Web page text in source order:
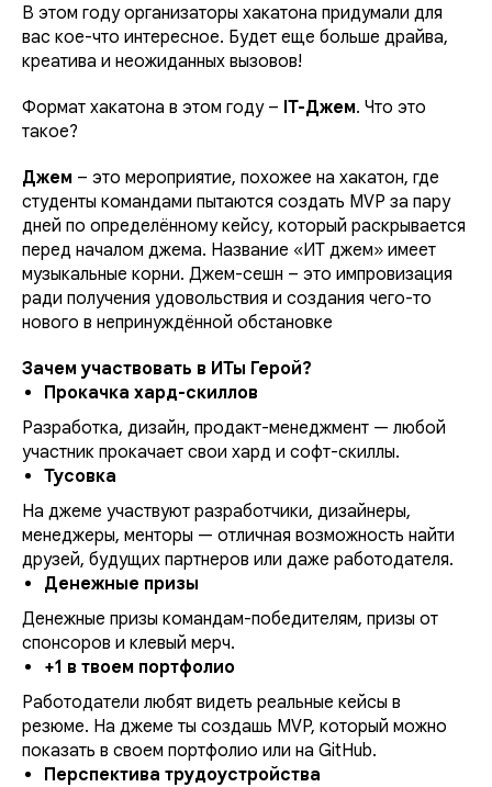
В этом году организаторы хакатона придумали для
вас кое-что интересное. Будет еще больше драйва,
креатива и неожиданных вызовов!
Формат хакатона в этом году – IT-Джем. Что это
такое?
Джем – это мероприятие, похожее на хакатон, где
студенты командами пытаются создать MVP за пару
дней по определённому кейсу, который раскрывается
перед началом джема. Название «ИТ джем» имеет
музыкальные корни. Джем-сешн – это импровизация
ради получения удовольствия и создания чего-то
нового в непринуждённой обстановке
Зачем участвовать в ИТы Герой?
Прокачка хард-скиллов
Разработка, дизайн, продакт-менеджмент — любой
участник прокачает свои хард и софт-скиллы.
Тусовка
На джеме участвуют разработчики, дизайнеры,
менеджеры, менторы — отличная возможность найти
друзей, будущих партнеров или даже работодателя.
Денежные призы
Денежные призы командам-победителям, призы от
спонсоров и клевый мерч.
+1 в твоем портфолио
Работодатели любят видеть реальные кейсы в
резюме. На джеме ты создашь MVP, который можно
показать в своем портфолио или на GitHub.
Перспектива трудоустройства